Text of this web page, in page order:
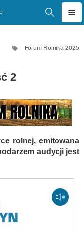
Forum Rolnika 2025
2
rolnej, emitowana
audycji jest